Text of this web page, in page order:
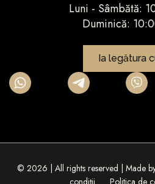
Luni - Sâmbătă:
Duminică:
Ia legătura
© 2026 | All rights reserved | Made
condiții
Politica de